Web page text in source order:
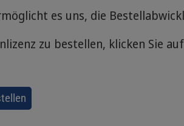
es uns, die
zu bestellen, klicken Sie